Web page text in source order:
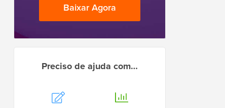
Baixar Agora
Preciso de ajuda com…